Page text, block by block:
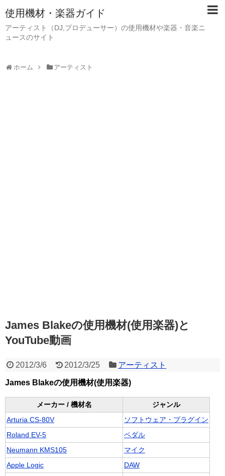
使用機材・楽器ガイド
アーティスト（DJ,プロデューサー）の使用機材や楽器・音楽ニ
ュースのサイト
ホーム アーティスト
James Blakeの使用機材(使用楽器)と
YouTube動画
2012/3/6 2012/3/25 アーティスト
James Blakeの使用機材(使用楽器)
メーカー / 機材名
ジャンル
Arturia CS-80V
ソフトウェア・プラグイン
Roland EV-5
ペダル
Neumann KMS105
マイク
Apple Logic
DAW